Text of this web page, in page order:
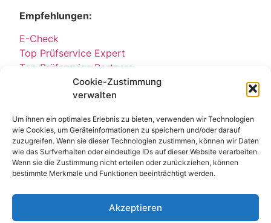
Cookie-Zustimmung
verwalten
Um ihnen ein optimales Erlebnis zu bieten, verwenden wir Technologien
wie Cookies, um Geräteinformationen zu speichern und/oder darauf
zuzugreifen. Wenn sie dieser Technologien zustimmen, können wir Daten
wie das Surfverhalten oder eindeutige IDs auf dieser Website verarbeiten.
Wenn sie die Zustimmung nicht erteilen oder zurückziehen, können
bestimmte Merkmale und Funktionen beeinträchtigt werden.
Akzeptieren
Empfehlungen:
E-Check
Top Prüfservice Expert
Top Prüfservice Partners
Top Prüfservice GmbH
Sicherheitsprüfungen Partners
Prüfung E-Check Expert
Prüfung elektrischer Anlagen